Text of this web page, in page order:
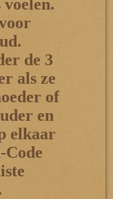
de 3
als ze
of
en
elkaar
Code